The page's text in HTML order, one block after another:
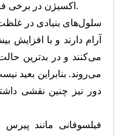
اکسیژن در برخی فرایندهای پایه در این حوزه‌ها شده‌اند.
سلول‌های بنیادی در
آرام دارند و با
می‌کنند و در بدترین
می‌روند. بنابراین بعید
دور نیز چنین نقشی
فیلسوفانی مانند